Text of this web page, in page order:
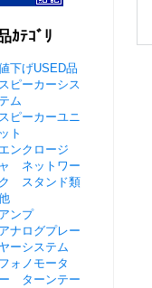
ｶﾃｺﾞﾘ
下げUSED品
スピーカーシス
テム
スピーカーユニ
ット
エンクロージ
ャ ネットワー
ク スタンド類
アンプ
アナログプレー
ヤーシステム
フォノモータ
ー ターンテー